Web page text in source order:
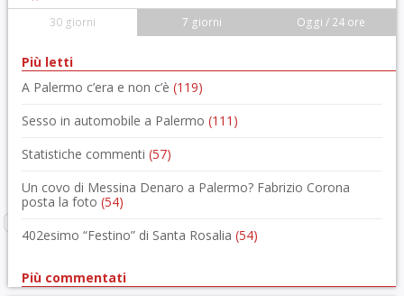
30 giorni 7 giorni Oggi / 24 ore
Più letti
A Palermo c’era e non c’è (119)
Sesso in automobile a Palermo (111)
Statistiche commenti (57)
Un covo di Messina Denaro a Palermo? Fabrizio Corona
posta la foto (54)
402esimo “Festino” di Santa Rosalia (54)
Più commentati